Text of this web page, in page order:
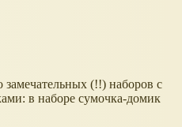
замечательных (!!) наборов с
в наборе сумочка-домик